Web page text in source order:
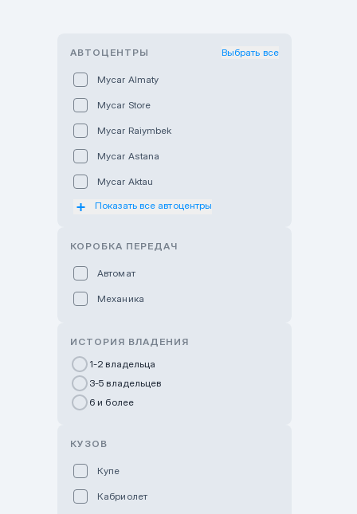
АВТОЦЕНТРЫ Выбрать все
Mycar Almaty
Mycar Store
Mycar Raiymbek
Mycar Astana
Mycar Aktau
Mycar Uralsk
GWM Nurly Zhol
Chery Astana
Показать все автоцентры
КОРОБКА ПЕРЕДАЧ
Автомат
Механика
ИСТОРИЯ ВЛАДЕНИЯ
1-2 владельца
3-5 владельцев
6 и более
КУЗОВ
Купе
Кабриолет